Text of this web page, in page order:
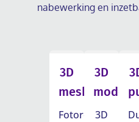
nabewerking en
3D
mesh
Fotorealistisch
3D
model
3D